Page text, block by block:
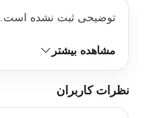
توضیحی ثبت نشده است.
مشاهده بیشتر
نظرات کاربران